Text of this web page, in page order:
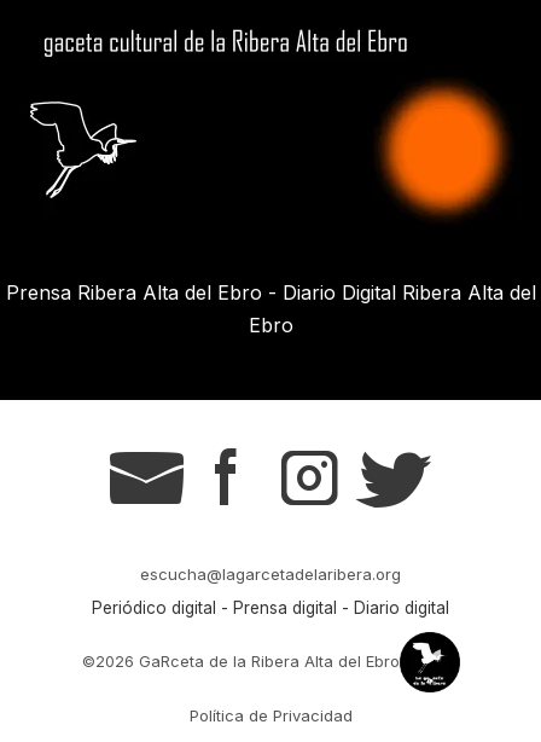
Prensa Ribera Alta del Ebro - Diario Digital Ribera Alta del
Ebro
g s t r
escucha@lagarcetadelaribera.org
Periódico digital - Prensa digital - Diario digital
©2026 GaRceta de la Ribera Alta del Ebro
Política de Privacidad